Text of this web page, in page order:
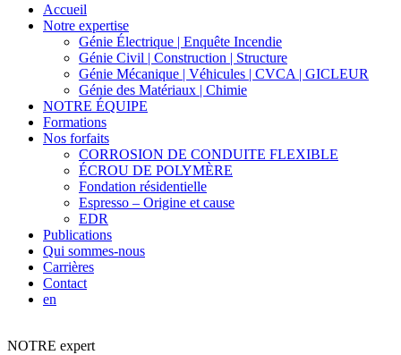
Accueil
Notre expertise
Génie Électrique | Enquête Incendie
Génie Civil | Construction | Structure
Génie Mécanique | Véhicules | CVCA | GICLEUR
Génie des Matériaux | Chimie
NOTRE ÉQUIPE
Formations
Nos forfaits
CORROSION DE CONDUITE FLEXIBLE
ÉCROU DE POLYMÈRE
Fondation résidentielle
Espresso – Origine et cause
EDR
Publications
Qui sommes-nous
Carrières
Contact
en
NOTRE expert